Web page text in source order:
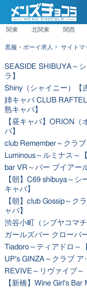
関東 北関東 関西
黒服・ボーイ求人 サイトマ
SEASIDE SHIBUYA～
ラ】
Shiny（シャイニー）【
姉キャバ CLUB
熟キャバ】
【昼キャバ】ORION（
バ】
club Remember～クラ
Luminous～ルミナス～
bar VR～バー ブイアー
【朝】C69 shibuya～
キャバ】
【朝】club Gossip～ク
ャバ】
渋谷小町（シブヤコマ
ガールズバー クローバ
Tiadoro～ティアドロ～
UP's GINZA～クラブ ア
REVIVE～リヴァイブ～
【新橋】Wine Girl's